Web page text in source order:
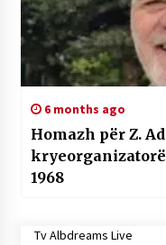
6 months ago
Homazh për Z.
1968
Tv Albdreams Live